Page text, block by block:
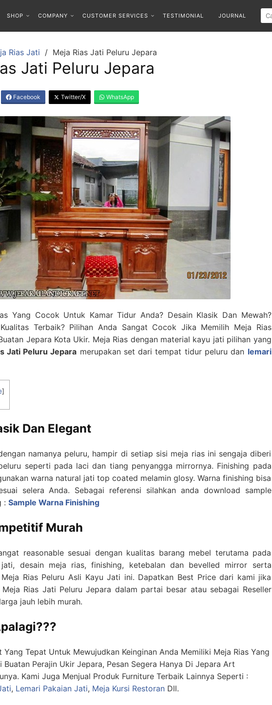
SHOP COMPANY CUSTOMER SERVICES TESTIMONIAL JOURNAL
Rias Jati Meja Rias Jati Peluru Jepara
Jati Peluru Jepara
Facebook Twitter/X WhatsApp
Yang Cocok Untuk Kamar Tidur Anda? Desain Klasik Dan Mewah?
Terbaik? Pilihan Anda Sangat Cocok Jika Memilih Meja Rias
Jepara Kota Ukir. Meja Rias dengan material kayu jati pilihan yang
Jati Peluru Jepara merupakan set dari tempat tidur peluru dan lemari
]
Dan Elegant
namanya peluru, hampir di setiap sisi meja rias ini sengaja diberi
seperti pada laci dan tiang penyangga mirrornya. Finishing pada
warna natural jati top coated melamin glosy. Warna finishing bisa
selera Anda. Sebagai referensi silahkan anda download sample
: Sample Warna Finishing
Murah
reasonable sesuai dengan kualitas barang mebel terutama pada
desain meja rias, finishing, ketebalan dan bevelled mirror serta
Rias Peluru Asli Kayu Jati ini. Dapatkan Best Price dari kami jika
Rias Jati Peluru Jepara dalam partai besar atau sebagai Reseller
jauh lebih murah.
Yang Tepat Untuk Mewujudkan Keinginan Anda Memiliki Meja Rias Yang
Buatan Perajin Ukir Jepara, Pesan Segera Hanya Di Jepara Art
Kami Juga Menjual Produk Furniture Terbaik Lainnya Seperti :
, Lemari Pakaian Jati, Meja Kursi Restoran Dll.